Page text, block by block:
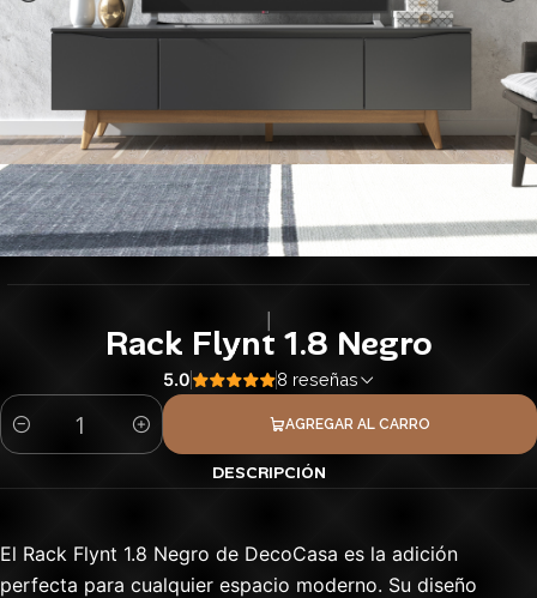
Rack Flynt 1.8 Negro
5.0 8 reseñas
Cantidad
AGREGAR AL CARRO
DESCRIPCIÓN
El Rack Flynt 1.8 Negro de DecoCasa es la adición
perfecta para cualquier espacio moderno. Su diseño